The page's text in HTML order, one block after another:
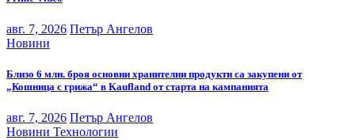
авг. 7, 2026 Петър Ангелов
Новини
Близо 6 млн. броя основни хранителни продукти са закупени от
„Кошница с грижа“ в Kaufland от старта на кампанията
авг. 7, 2026 Петър Ангелов
Новини Технологии